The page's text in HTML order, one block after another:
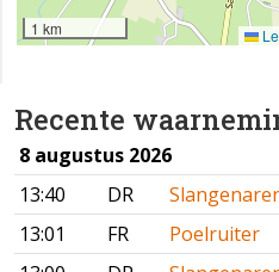
Recente
8 augustus 2026
13:40
DR
13:01
FR
Poelruiter
1 km